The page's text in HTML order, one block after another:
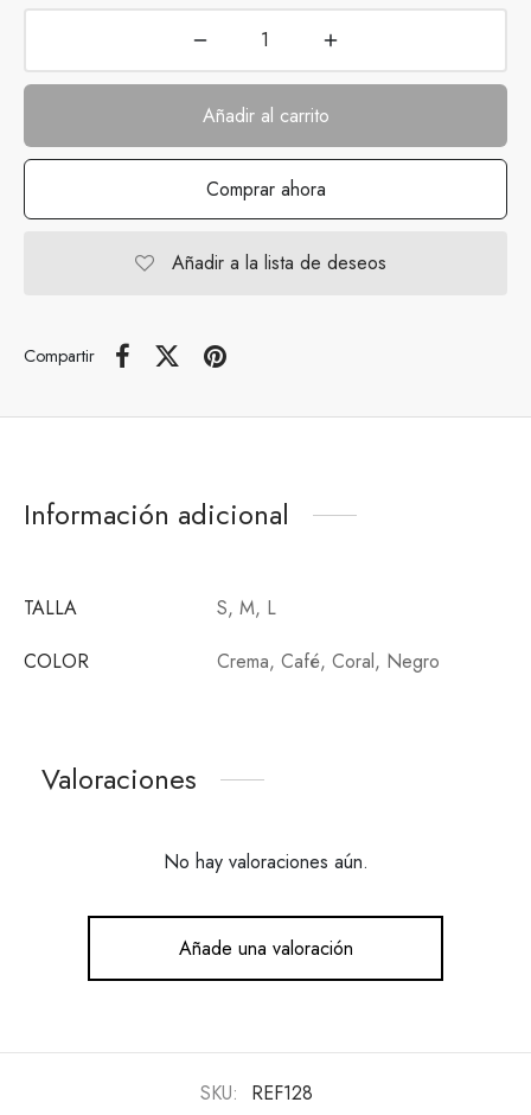
Añadir al carrito
Comprar ahora
Añadir a la lista de deseos
Compartir
Información adicional
TALLA
S, M, L
COLOR
Crema, Café, Coral, Negro
Valoraciones
No hay valoraciones aún.
Añade una valoración
SKU:
REF128